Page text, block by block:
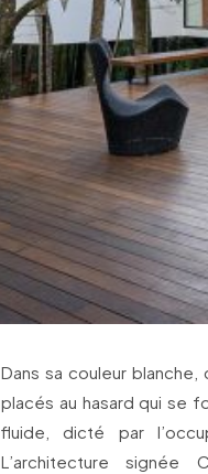
Dans sa couleur
placés au hasard qui se
fluide, dicté par
L’architecture signée